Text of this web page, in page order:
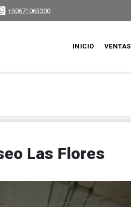
+50671063300
INICIO VENTAS
Las Flores